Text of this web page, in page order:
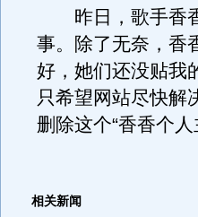
昨日，歌手香香
事。除了无奈，香
好，她们还没贴我
只希望网站尽快解
删除这个“香香个人
相关新闻